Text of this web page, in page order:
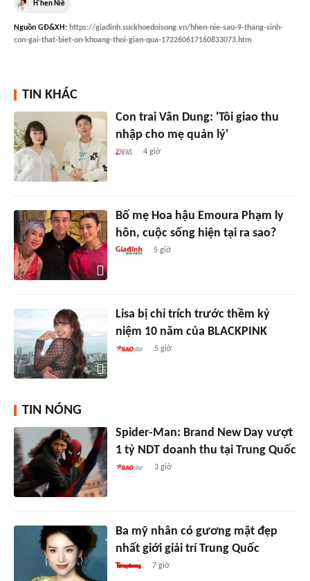
H'hen Niê
Nguồn GĐ&XH: https://giadinh.suckhoedoisong.vn/hhen-nie-sau-9-thang-sinh-
con-gai-that-biet-on-khoang-thoi-gian-qua-172260617160833073.htm
TIN KHÁC
Con trai Vân Dung: 'Tôi giao thu
nhập cho mẹ quản lý'
4 giờ
Bố mẹ Hoa hậu Emoura Phạm ly
hôn, cuộc sống hiện tại ra sao?
5 giờ
Lisa bị chỉ trích trước thềm kỷ
niệm 10 năm của BLACKPINK
5 giờ
TIN NÓNG
Spider-Man: Brand New Day vượt
1 tỷ NDT doanh thu tại Trung Quốc
3 giờ
Ba mỹ nhân có gương mặt đẹp
nhất giới giải trí Trung Quốc
7 giờ